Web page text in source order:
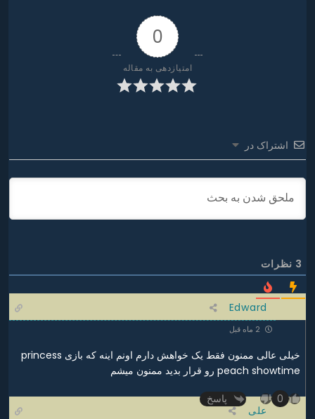
0
امتیازدهی به مقاله
اشتراک در
3 نظرات
Edward
خیلی عالی ممنون فقط یک خواهش دارم اونم اینه که بازی princess
peach showtime رو قرار بدید ممنون میشم
0
پاسخ
علی